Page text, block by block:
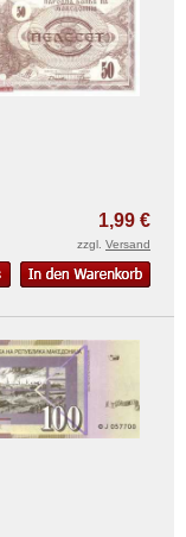
1,99 €
zzgl. Versand